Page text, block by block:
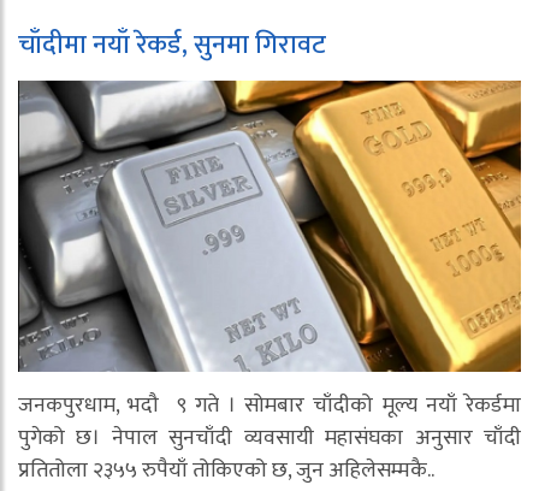
चाँदीमा नयाँ रेकर्ड, सुनमा गिरावट
जनकपुरधाम, भदौ ९ गते । सोमबार चाँदीको मूल्य नयाँ रेकर्डमा
पुगेको छ। नेपाल सुनचाँदी व्यवसायी महासंघका अनुसार चाँदी
प्रतितोला २३५५ रुपैयाँ तोकिएको छ, जुन अहिलेसम्मकै..